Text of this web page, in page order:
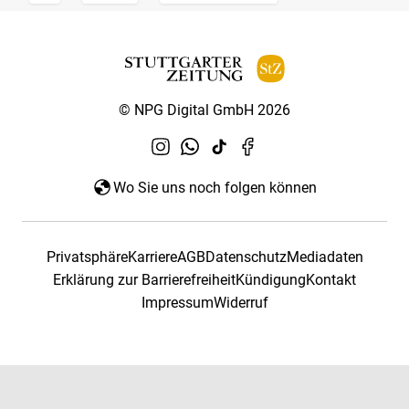
© NPG Digital GmbH 2026
Wo Sie uns noch folgen können
PrivatsphäreKarriereAGBDatenschutzMediadaten
Erklärung zur BarrierefreiheitKündigungKontakt
ImpressumWiderruf